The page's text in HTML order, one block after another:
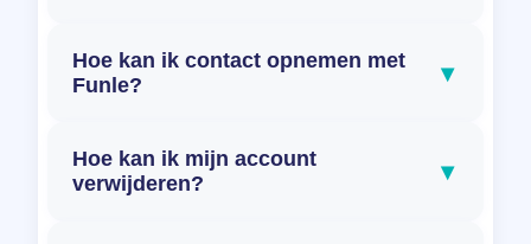
Hoe kan ik contact opnemen met
Funle?
▾
Hoe kan ik mijn account
verwijderen?
▾